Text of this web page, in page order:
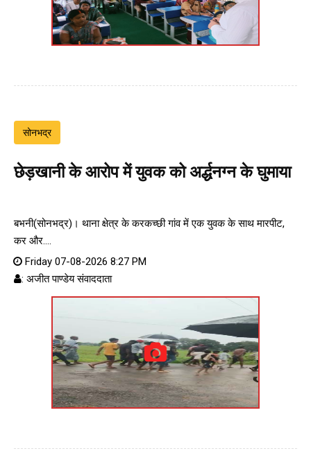
सोनभद्र
छेड़खानी के आरोप में युवक को अर्द्धनग्न के घुमाया
बभनी(सोनभद्र)। थाना क्षेत्र के करकच्छी गांव में एक युवक के साथ मारपीट,
कर और....
Friday 07-08-2026 8:27 PM
: अजीत पाण्डेय संवाददाता